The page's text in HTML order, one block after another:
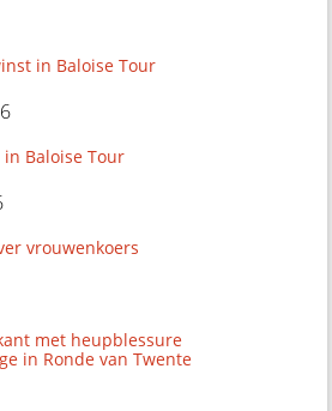
in Baloise Tour
Baloise Tour
vrouwenkoers
met heupblessure
in Ronde van Twente